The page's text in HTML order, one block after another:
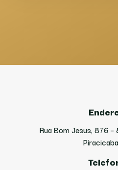
Rua Bom Jesus, 876